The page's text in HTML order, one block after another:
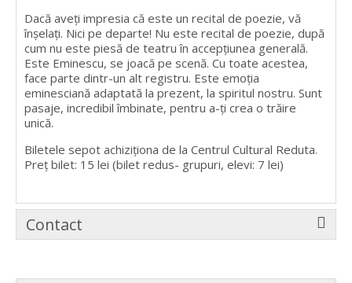
Dacă aveți impresia că este un recital de poezie, vă
înșelați. Nici pe departe! Nu este recital de poezie, după
cum nu este piesă de teatru în accepțiunea generală.
Este Eminescu, se joacă pe scenă. Cu toate acestea,
face parte dintr-un alt registru. Este emoția
eminesciană adaptată la prezent, la spiritul nostru. Sunt
pasaje, incredibil îmbinate, pentru a-ți crea o trăire
unică.
Biletele sepot achiziționa de la Centrul Cultural Reduta.
Preț bilet: 15 lei (bilet redus- grupuri, elevi: 7 lei)
Contact